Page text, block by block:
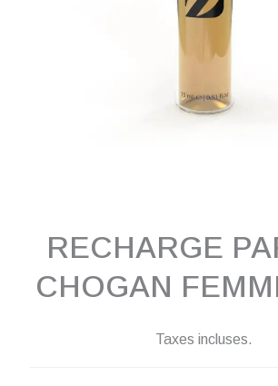
RECHARGE
CHOGAN
Taxes incluses.